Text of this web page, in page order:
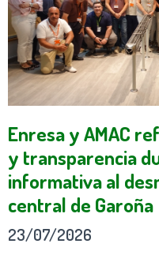
Enresa y AMAC
y transparencia
informativa al
central de Garoña
23/07/2026